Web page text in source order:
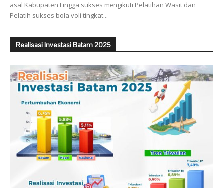
asal Kabupaten Lingga sukses mengikuti Pelatihan Wasit dan
Pelatih sukses bola voli tingkat...
Realisasi Investasi Batam 2025